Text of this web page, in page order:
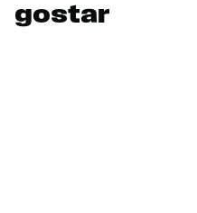
gostar